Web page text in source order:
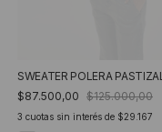
SWEATER POLERA PASTIZAL
$87.500,00 $125.000,00
3 cuotas sin interés de $29.167